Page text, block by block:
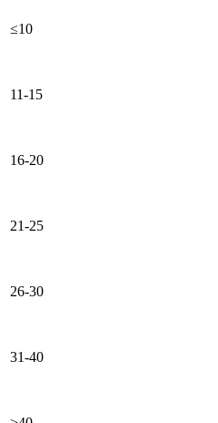
≤10
11-15
16-20
21-25
26-30
31-40